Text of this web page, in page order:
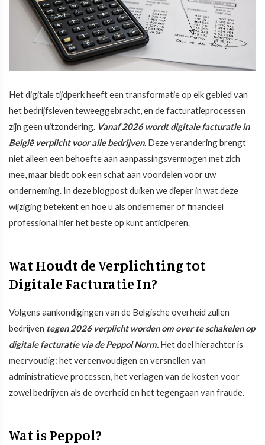
Het digitale tijdperk heeft een transformatie op elk gebied van
het bedrijfsleven teweeggebracht, en de facturatieprocessen
zijn geen uitzondering. Vanaf 2026 wordt digitale facturatie in
België verplicht voor alle bedrijven. Deze verandering brengt
niet alleen een behoefte aan aanpassingsvermogen met zich
mee, maar biedt ook een schat aan voordelen voor uw
onderneming. In deze blogpost duiken we dieper in wat deze
wijziging betekent en hoe u als ondernemer of financieel
professional hier het beste op kunt anticiperen.
Wat Houdt de Verplichting tot
Digitale Facturatie In?
Volgens aankondigingen van de Belgische overheid zullen
bedrijven tegen 2026 verplicht worden om over te schakelen op
digitale facturatie via de Peppol Norm. Het doel hierachter is
meervoudig: het vereenvoudigen en versnellen van
administratieve processen, het verlagen van de kosten voor
zowel bedrijven als de overheid en het tegengaan van fraude.
Wat is Peppol?